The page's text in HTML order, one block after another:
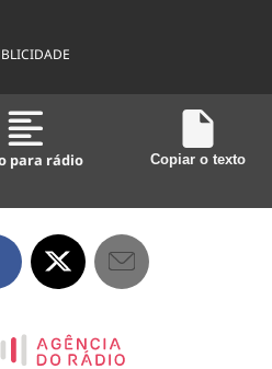
para rádio Copiar o texto